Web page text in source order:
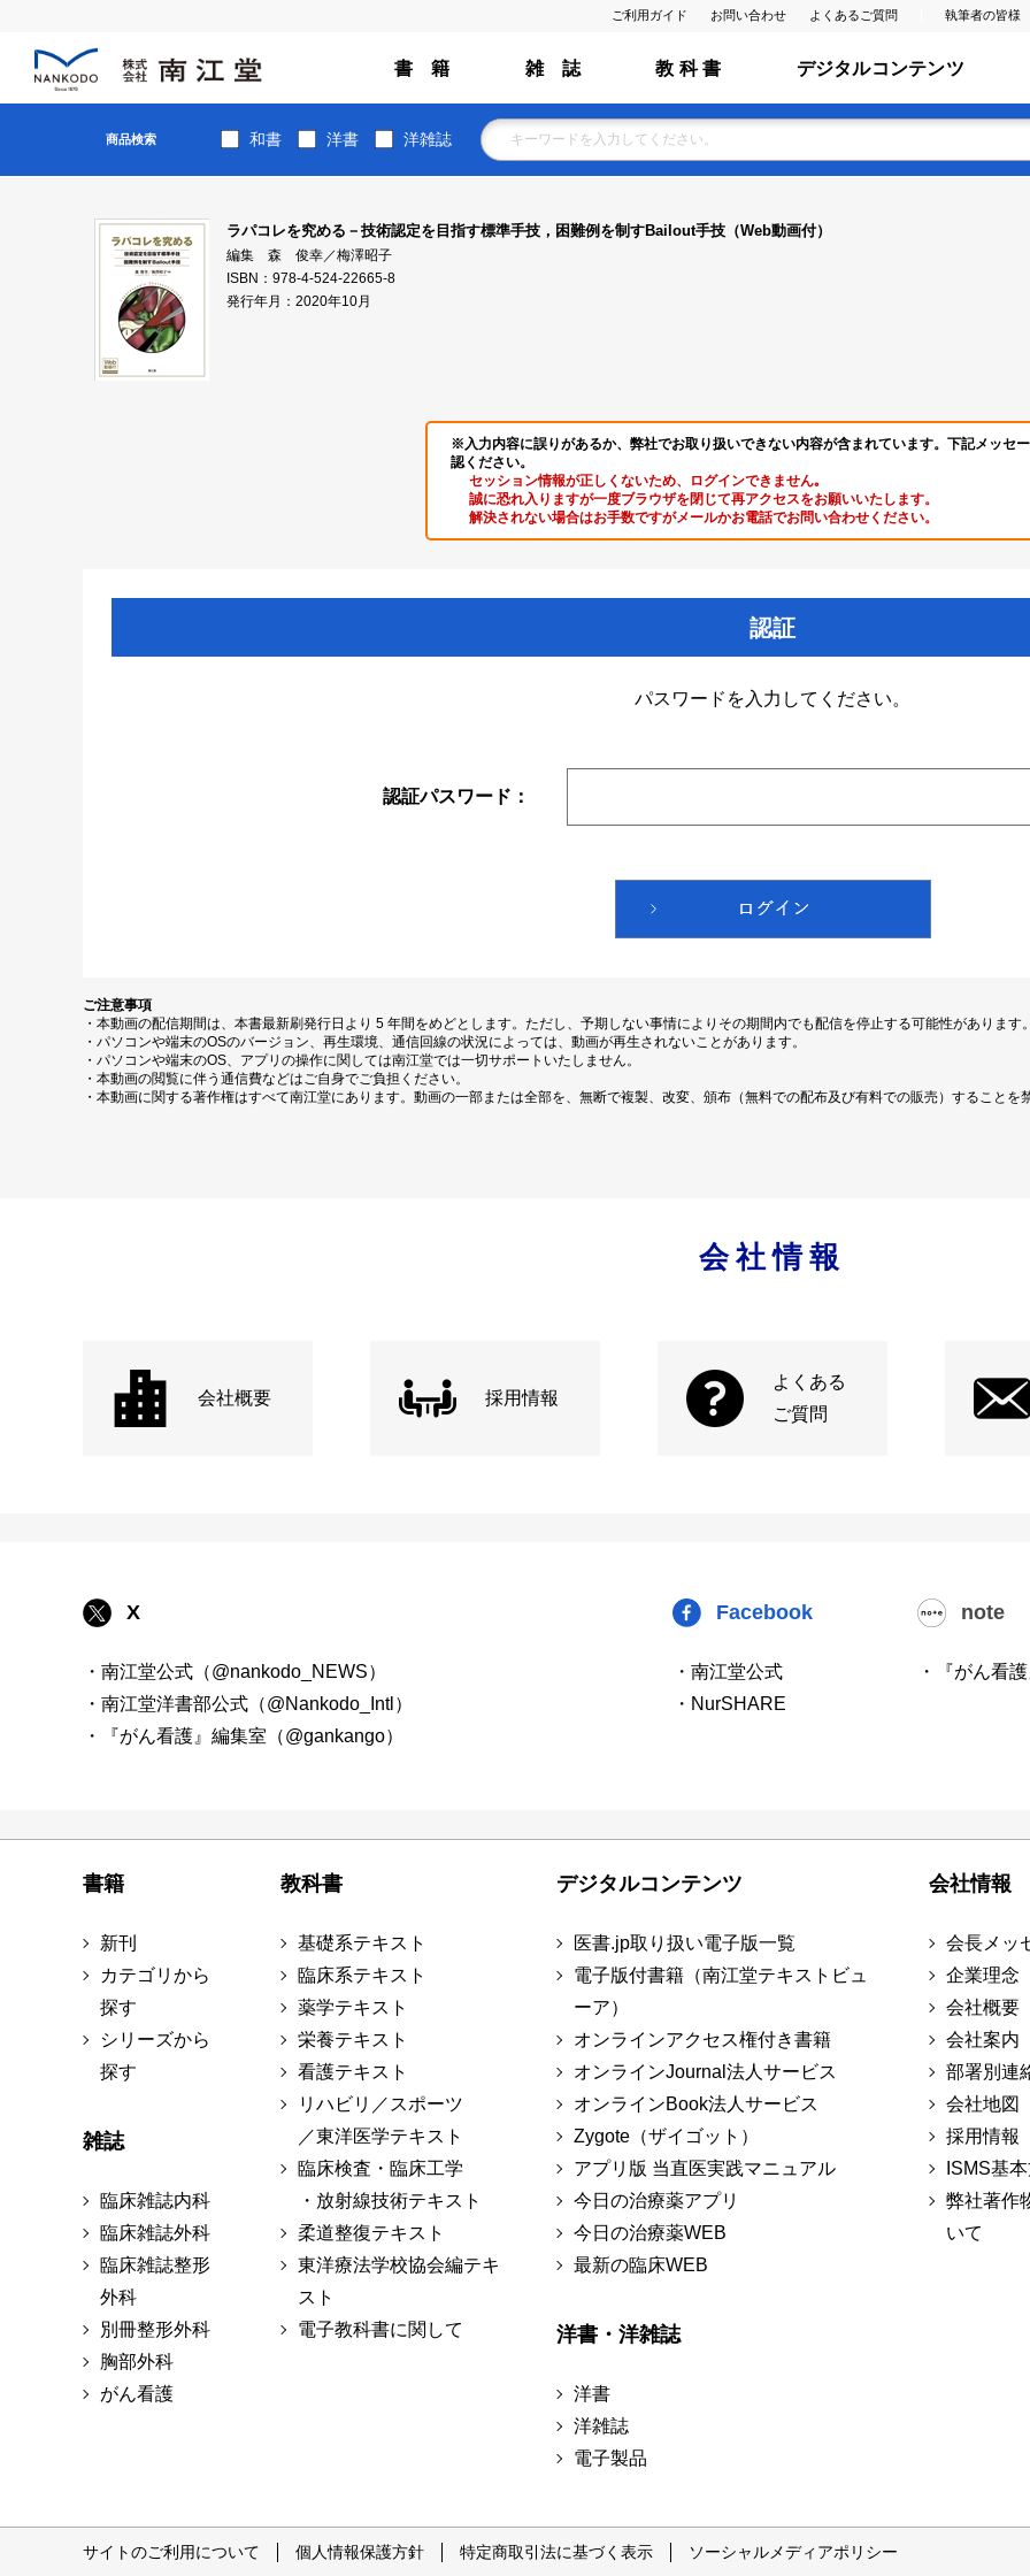
ご利用ガイド お問い合わせ よくあるご質問 執筆者の皆様
書 籍 雑 誌 教 科 書 デジタルコンテンツ
商品検索 和書 洋書 洋雑誌
ラパコレを究める－技術認定を目指す標準手技，困難例を制すBailout手技（Web動画付）
編集 森 俊幸／梅澤昭子
ISBN：978-4-524-22665-8
発行年月：2020年10月
※入力内容に誤りがあるか、弊社でお取り扱いできない内容が含まれています。下記メッセ
認ください。
セッション情報が正しくないため、ログインできません｡
誠に恐れ入りますが一度ブラウザを閉じて再アクセスをお願いいたします。
解決されない場合はお手数ですがメールかお電話でお問い合わせください。
認証
パスワードを入力してください。
認証パスワード：
ご注意事項
・本動画の配信期間は、本書最新刷発行日より 5 年間をめどとします。ただし、予期しない事情によりその期間内でも配信を停止する可能性があります
・パソコンや端末のOSのバージョン、再生環境、通信回線の状況によっては、動画が再生されないことがあります。
・パソコンや端末のOS、アプリの操作に関しては南江堂では一切サポートいたしません。
・本動画の閲覧に伴う通信費などはご自身でご負担ください。
・本動画に関する著作権はすべて南江堂にあります。動画の一部または全部を、無断で複製、改変、頒布（無料での配布及び有料での販売）することを
会社情報
会社概要 採用情報
よくある
ご質問
X
・南江堂公式（@nankodo_NEWS）
・南江堂洋書部公式（@Nankodo_Intl）
・『がん看護』編集室（@gankango）
Facebook
・南江堂公式
・NurSHARE
note
・『がん看
書籍
新刊
カテゴリから
探す
シリーズから
探す
雑誌
臨床雑誌内科
臨床雑誌外科
臨床雑誌整形
外科
別冊整形外科
胸部外科
がん看護
教科書
基礎系テキスト
臨床系テキスト
薬学テキスト
栄養テキスト
看護テキスト
リハビリ／スポーツ
／東洋医学テキスト
臨床検査・臨床工学
・放射線技術テキスト
柔道整復テキスト
東洋療法学校協会編テキ
スト
電子教科書に関して
デジタルコンテンツ
医書.jp取り扱い電子版一覧
電子版付書籍（南江堂テキストビュ
ーア）
オンラインアクセス権付き書籍
オンラインJournal法人サービス
オンラインBook法人サービス
Zygote（ザイゴット）
アプリ版 当直医実践マニュアル
今日の治療薬アプリ
今日の治療薬WEB
最新の臨床WEB
洋書・洋雑誌
洋書
洋雑誌
電子製品
会社情報
会長メッ
企業理念
会社概要
会社案内
部署別連
会社地図
採用情報
ISMS基
弊社著作
いて
サイトのご利用について 個人情報保護方針 特定商取引法に基づく表示 ソーシャルメディアポリシー